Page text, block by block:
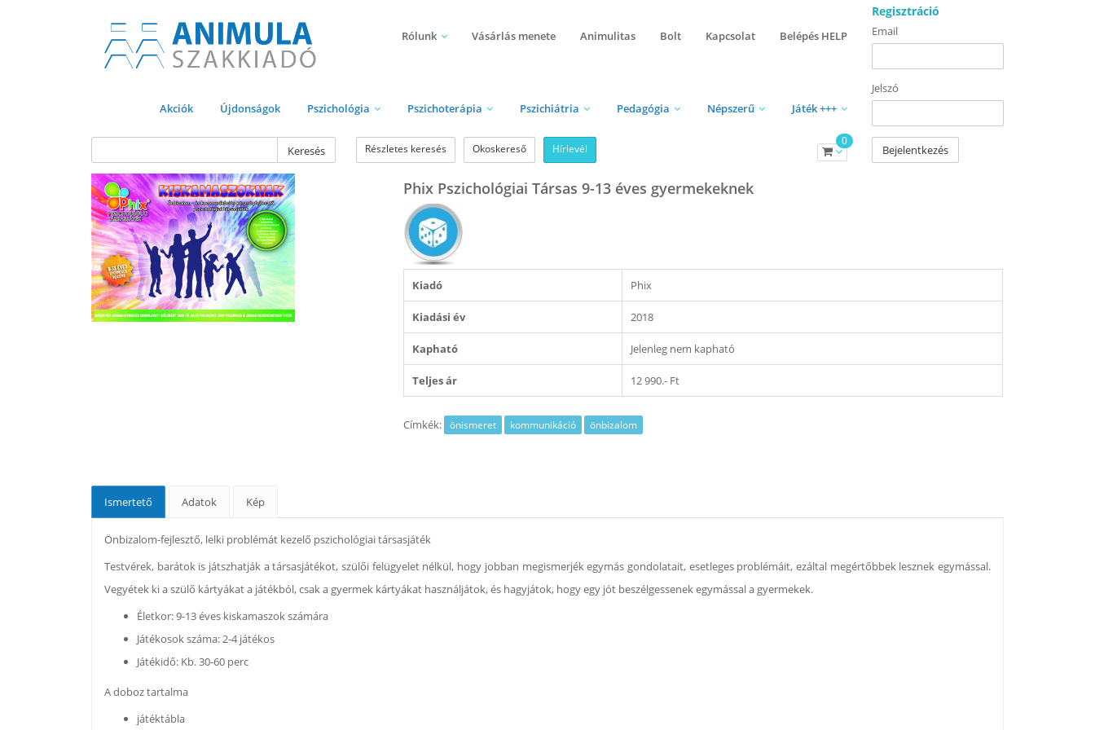
Rólunk Vásárlás menete Animulitas Bolt Kapcsolat Belépés HELP
Akciók Újdonságok Pszichológia Pszichoterápia Pszichiátria Pedagógia Népszerű Játék +++
Keresés Részletes keresés Okoskereső Hírlevél
0
Regisztráció
Email
Jelszó
Bejelentkezés
Phix Pszichológiai Társas 9-13 éves gyermekeknek
Kiadó Phix
Kiadási év 2018
Kapható Jelenleg nem kapható
Teljes ár 12 990.- Ft
Címkék: önismeret kommunikáció önbizalom
Ismertető Adatok Kép
Önbizalom-fejlesztő, lelki problémát kezelő pszichológiai társasjáték
Testvérek, barátok is játszhatják a társasjátékot, szülői felügyelet nélkül, hogy jobban megismerjék egymás gondolatait, esetleges problémáit, ezáltal megértőbbek lesznek egymással.
Vegyétek ki a szülő kártyákat a játékból, csak a gyermek kártyákat használjátok, és hagyjátok, hogy egy jót beszélgessenek egymással a gyermekek.
Életkor: 9-13 éves kiskamaszok számára
Játékosok száma: 2-4 játékos
Játékidő: Kb. 30-60 perc
A doboz tartalma
játéktábla